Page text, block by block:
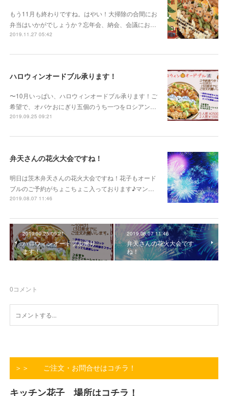
もう11月も終わりですね。はやい！大掃除の合間にお
弁当はいかがでしょうか？忘年会、納会、会議にお…
2019.11.27 05:42
ハロウィンオードブル承ります！
〜10月いっぱい、ハロウィンオードブル承ります！ご
希望で、オバケおにぎり五個のうち一つをロシアン…
2019.09.25 09:21
弁天さんの花火大会ですね！
明日は茨木弁天さんの花火大会ですね！花子もオード
ブルのご予約がちょこちょこ入っております♪マン…
2019.08.07 11:46
2019.09.25 09:21
ハロウィンオードブル承り
ます！
2019.08.07 11:46
弁天さんの花火大会です
ね！
0コメント
＞＞ ご注文・お問合せはコチラ！
キッチン花子 場所はコチラ！